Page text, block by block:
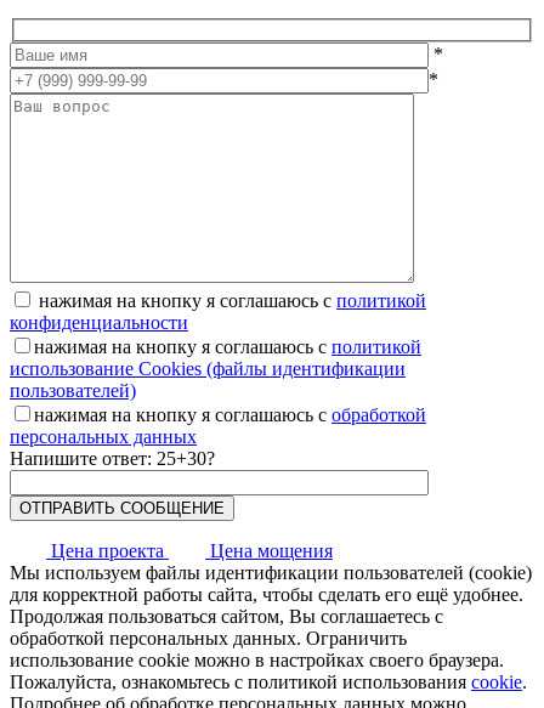
*
*
нажимая на кнопку я соглашаюсь с политикой
конфиденциальности
нажимая на кнопку я соглашаюсь с политикой
использование Cookies (файлы идентификации
пользователей)
нажимая на кнопку я соглашаюсь с обработкой
персональных данных
Напишите ответ: 25+30?
Цена проекта
Цена мощения
Мы используем файлы идентификации пользователей (cookie)
для корректной работы сайта, чтобы сделать его ещё удобнее.
Продолжая пользоваться сайтом, Вы соглашаетесь с
обработкой персональных данных. Ограничить
использование cookie можно в настройках своего браузера.
Пожалуйста, ознакомьтесь с политикой использования cookie.
Подробнее об обработке персональных данных можно